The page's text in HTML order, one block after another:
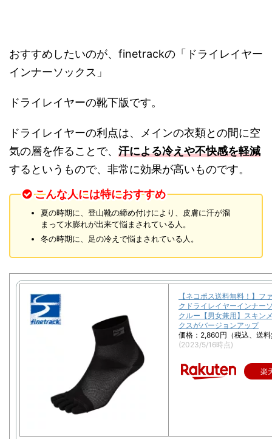
おすすめしたいのが、finetrackの「ドライレイヤー
インナーソックス」
ドライレイヤーの靴下版です。
ドライレイヤーの利点は、メインの衣類との間に空
気の層を作ることで、 汗による冷えや不快感を軽減
するというもので、非常に効果が高いものです。
こんな人には特におすすめ
夏の時期に、登山靴の締め付けにより、皮膚に汗が溜
まって水膨れが出来て悩まされている人。
冬の時期に、足の冷えで悩まされている人。
【ネコポス送料無料！】フ
クドライレイヤーインナー
クルー【男女兼用】スキン
クスがバージョンアップ
価格：2,860円（税込、送
(2023/5/16時点)
楽